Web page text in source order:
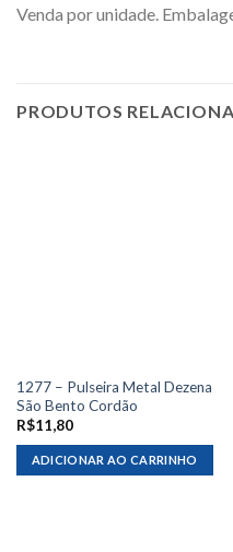
Venda por unidade.
PRODUTOS
1277 – Pulseira Metal Dezena
São Bento Cordão
R$11,80
ADICIONAR AO CARRINHO